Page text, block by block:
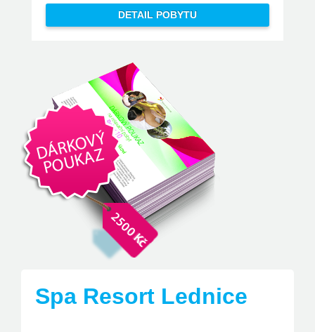
DETAIL POBYTU
Spa Resort Lednice